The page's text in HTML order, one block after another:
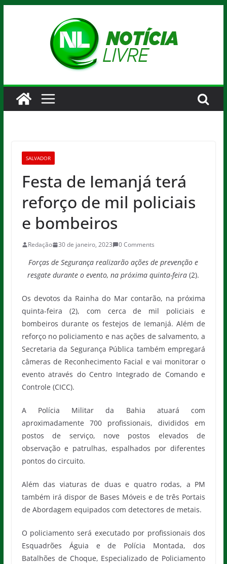
SALVADOR
Festa de Iemanjá terá
reforço de mil policiais
e bombeiros
Redação 30 de janeiro, 2023 0 Comments
Forças de Segurança realizarão ações de prevenção e
resgate durante o evento, na próxima quinta-feira (2).
Os devotos da Rainha do Mar contarão, na próxima
quinta-feira (2), com cerca de mil policiais e
bombeiros durante os festejos de Iemanjá. Além de
reforço no policiamento e nas ações de salvamento, a
Secretaria da Segurança Pública também empregará
câmeras de Reconhecimento Facial e vai monitorar o
evento através do Centro Integrado de Comando e
Controle (CICC).
A Polícia Militar da Bahia atuará com
aproximadamente 700 profissionais, divididos em
postos de serviço, nove postos elevados de
observação e patrulhas, espalhados por diferentes
pontos do circuito.
Além das viaturas de duas e quatro rodas, a PM
também irá dispor de Bases Móveis e de três Portais
de Abordagem equipados com detectores de metais.
O policiamento será executado por profissionais dos
Esquadrões Águia e de Polícia Montada, dos
Batalhões de Choque, Especializado de Policiamento